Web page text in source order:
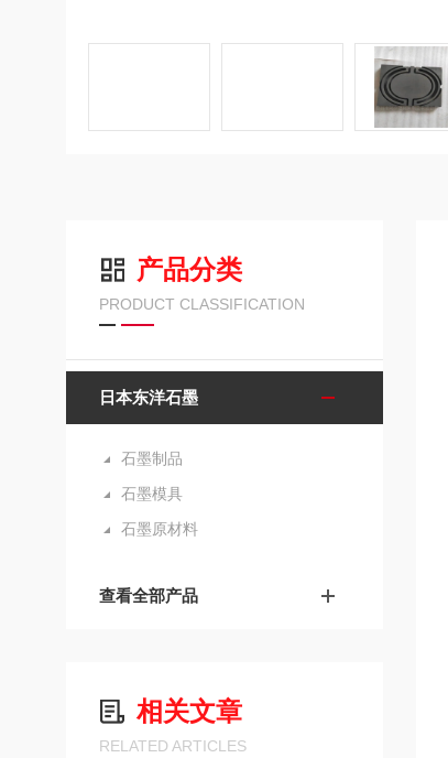
产品分类
PRODUCT CLASSIFICATION
日本东洋石墨
石墨制品
石墨模具
石墨原材料
查看全部产品
相关文章
RELATED ARTICLES